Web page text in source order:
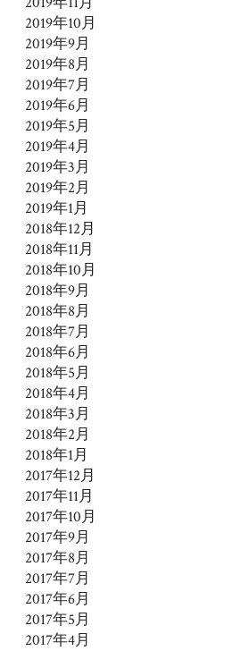
2019年10月
2019年9月
2019年8月
2019年7月
2019年6月
2019年5月
2019年4月
2019年3月
2019年2月
2019年1月
2018年12月
2018年11月
2018年10月
2018年9月
2018年8月
2018年7月
2018年6月
2018年5月
2018年4月
2018年3月
2018年2月
2018年1月
2017年12月
2017年11月
2017年10月
2017年9月
2017年8月
2017年7月
2017年6月
2017年5月
2017年4月